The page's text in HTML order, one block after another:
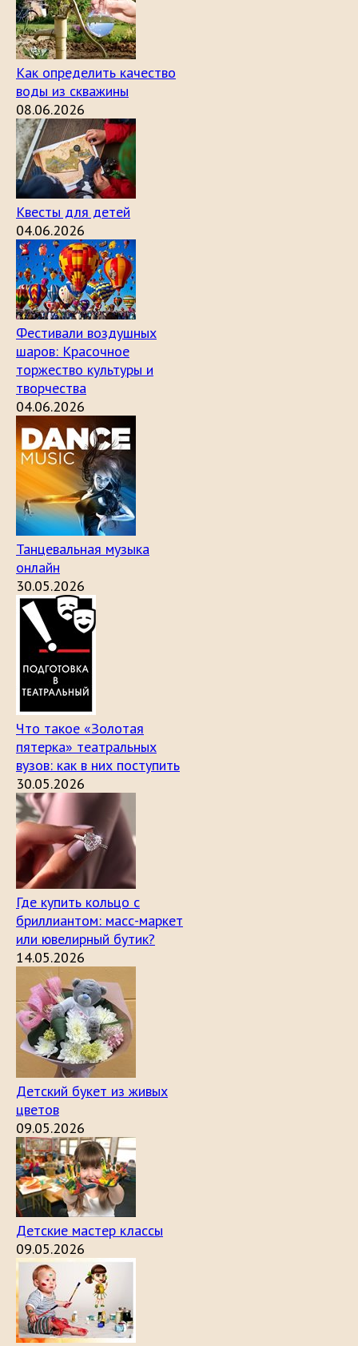
Как определить качество
воды из скважины
08.06.2026
Квесты для детей
04.06.2026
Фестивали воздушных
шаров: Красочное
торжество культуры и
творчества
04.06.2026
Танцевальная музыка
онлайн
30.05.2026
Что такое «Золотая
пятерка» театральных
вузов: как в них поступить
30.05.2026
Где купить кольцо с
бриллиантом: масс-маркет
или ювелирный бутик?
14.05.2026
Детский букет из живых
цветов
09.05.2026
Детские мастер классы
09.05.2026